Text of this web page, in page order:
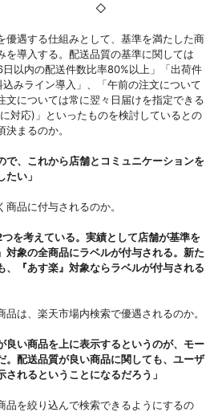
遇する仕組みとして、基準を満たした商
を導入する。配送品質の基準に関しては
日以内の配送件数比率80%以上」「出荷件
みライン導入」、「午前の注文について
文については常に翌々日届けを指定できる
対応)」といったものを検討しているとの
まるのか。
で、これから店舗とコミュニケーションを
い」
品に付与されるのか。
つを考えている。実績として店舗が基準を
対象の全商品にラベルが付与される。新た
、『あす楽』対象ならラベルが付与される
は、楽天市場内検索で優遇されるのか。
良い商品を上に表示するというのが、モー
。配送品質が良い商品に関しても、ユーザ
れるということになるだろう」
を絞り込んで検索できるようにするの